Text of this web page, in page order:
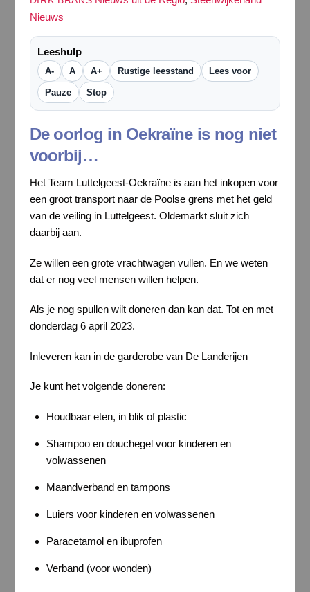
Nieuws
Leeshulp
A- A A+ Rustige leesstand Lees voor
Pauze Stop
De oorlog in Oekraïne is nog niet
voorbij…
Het Team Luttelgeest-Oekraïne is aan het inkopen voor
een groot transport naar de Poolse grens met het geld
van de veiling in Luttelgeest. Oldemarkt sluit zich
daarbij aan.
Ze willen een grote vrachtwagen vullen. En we weten
dat er nog veel mensen willen helpen.
Als je nog spullen wilt doneren dan kan dat. Tot en met
donderdag 6 april 2023.
Inleveren kan in de garderobe van De Landerijen
Je kunt het volgende doneren:
Houdbaar eten, in blik of plastic
Shampoo en douchegel voor kinderen en
volwassenen
Maandverband en tampons
Luiers voor kinderen en volwassenen
Paracetamol en ibuprofen
Verband (voor wonden)